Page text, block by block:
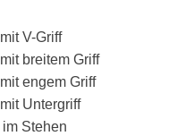
V-Griff
breitem Griff
engem Griff
Untergriff
Stehen